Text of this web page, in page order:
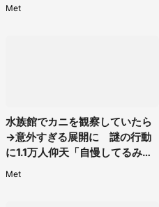
Met
水族館でカニを観察していたら
→意外すぎる展開に 謎の行動
に1.1万人仰天「自慢してるみた
い」
Met